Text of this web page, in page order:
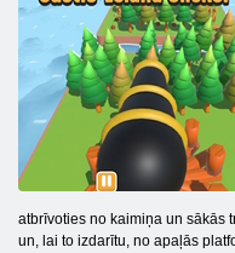
atbrīvoties no kaimiņa un sākās
un, lai to izdarītu, no apaļās